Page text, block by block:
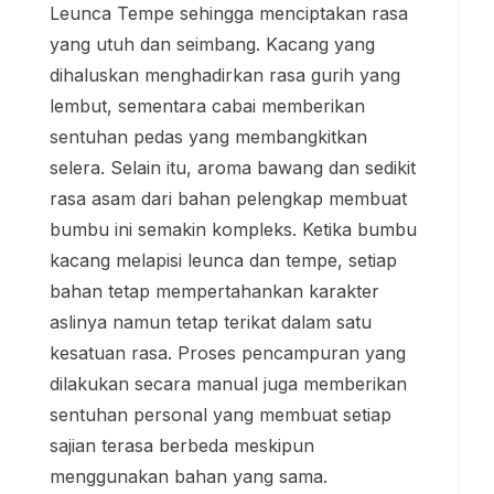
Leunca Tempe sehingga menciptakan rasa
yang utuh dan seimbang. Kacang yang
dihaluskan menghadirkan rasa gurih yang
lembut, sementara cabai memberikan
sentuhan pedas yang membangkitkan
selera. Selain itu, aroma bawang dan sedikit
rasa asam dari bahan pelengkap membuat
bumbu ini semakin kompleks. Ketika bumbu
kacang melapisi leunca dan tempe, setiap
bahan tetap mempertahankan karakter
aslinya namun tetap terikat dalam satu
kesatuan rasa. Proses pencampuran yang
dilakukan secara manual juga memberikan
sentuhan personal yang membuat setiap
sajian terasa berbeda meskipun
menggunakan bahan yang sama.